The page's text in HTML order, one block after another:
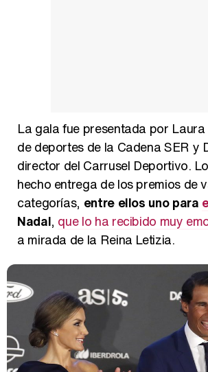
La gala fue presentada por
de deportes de la Cadena SER y
director del Carrusel Deportivo.
hecho entrega de los premios de
categorías, entre ellos uno para
Nadal, que lo ha recibido muy
a mirada de la Reina Letizia.